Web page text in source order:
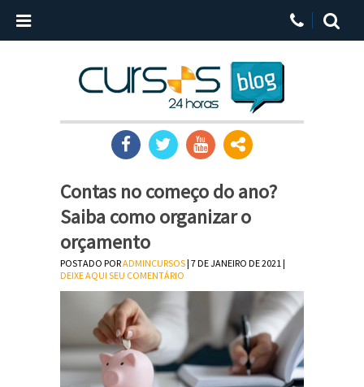
Contas no começo do ano?
Saiba como organizar o
orçamento
POSTADO PORADMINCURSOS| 7 DE JANEIRO DE 2021 |
DEIXE AQUI SEU COMENTÁRIO